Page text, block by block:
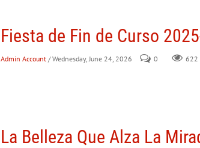
Fiesta de Fin de Curso
Admin Account / Wednesday, June 24, 2026 0 622
La Belleza Que Alza La